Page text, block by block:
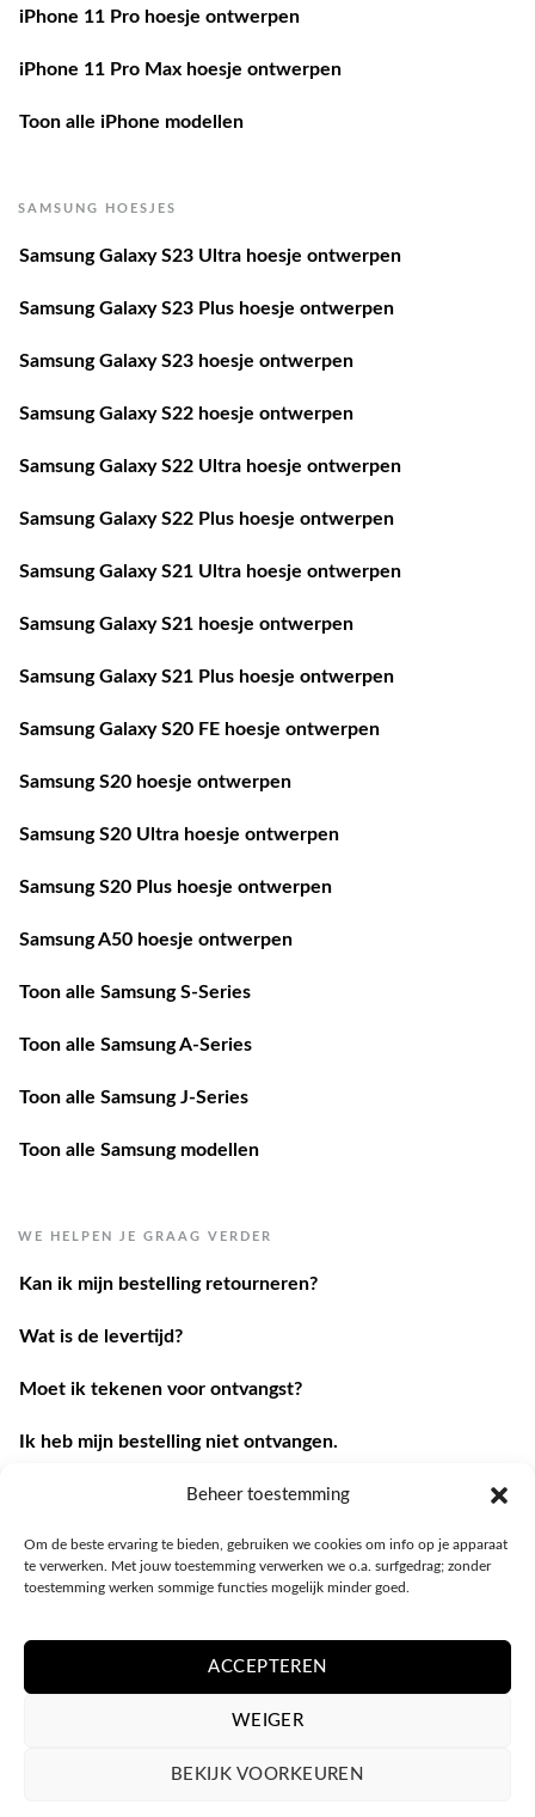
Beheer toestemming
Om de beste ervaring te bieden, gebruiken we cookies om info op je apparaat
te verwerken. Met jouw toestemming verwerken we o.a. surfgedrag; zonder
toestemming werken sommige functies mogelijk minder goed.
ACCEPTEREN
WEIGER
BEKIJK VOORKEUREN
iPhone 11 Pro hoesje ontwerpen
iPhone 11 Pro Max hoesje ontwerpen
Toon alle iPhone modellen
SAMSUNG HOESJES
Samsung Galaxy S23 Ultra hoesje ontwerpen
Samsung Galaxy S23 Plus hoesje ontwerpen
Samsung Galaxy S23 hoesje ontwerpen
Samsung Galaxy S22 hoesje ontwerpen
Samsung Galaxy S22 Ultra hoesje ontwerpen
Samsung Galaxy S22 Plus hoesje ontwerpen
Samsung Galaxy S21 Ultra hoesje ontwerpen
Samsung Galaxy S21 hoesje ontwerpen
Samsung Galaxy S21 Plus hoesje ontwerpen
Samsung Galaxy S20 FE hoesje ontwerpen
Samsung S20 hoesje ontwerpen
Samsung S20 Ultra hoesje ontwerpen
Samsung S20 Plus hoesje ontwerpen
Samsung A50 hoesje ontwerpen
Toon alle Samsung S-Series
Toon alle Samsung A-Series
Toon alle Samsung J-Series
Toon alle Samsung modellen
WE HELPEN JE GRAAG VERDER
Kan ik mijn bestelling retourneren?
Wat is de levertijd?
Moet ik tekenen voor ontvangst?
Ik heb mijn bestelling niet ontvangen.
Ik heb een andere vraag.
Contacteer ons